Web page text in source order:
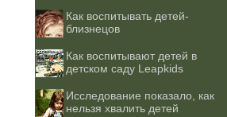
Как воспитывать детей-
близнецов
Как воспитывают детей в
детском саду Leapkids
Исследование показало, как
нельзя хвалить детей